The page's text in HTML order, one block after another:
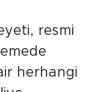
resmi
herhangi